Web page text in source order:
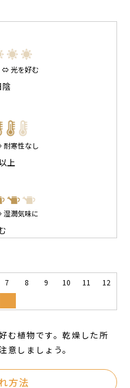
⇔ 光を好む
陰
寒性なし
上
潤気味に
7 8 9 10 11 12
む植物です。乾燥した所
意しましょう。
方法